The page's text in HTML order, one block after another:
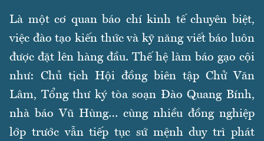
Là một cơ quan báo chí kinh tế chuyên biệt,
việc đào tạo kiến thức và kỹ năng viết báo luôn
được đặt lên hàng đầu. Thế hệ làm báo gạo cội
như: Chủ tịch Hội đồng biên tập Chử Văn
Lâm, Tổng thư ký tòa soạn Đào Quang Bính,
nhà báo Vũ Hùng… cùng nhiều đồng nghiệp
lớp trước vẫn tiếp tục sứ mệnh duy trì phát